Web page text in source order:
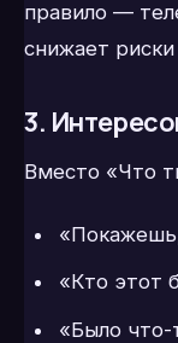
правило —
снижает
3.
Вместо «Что
«Кто этот
«Было что-